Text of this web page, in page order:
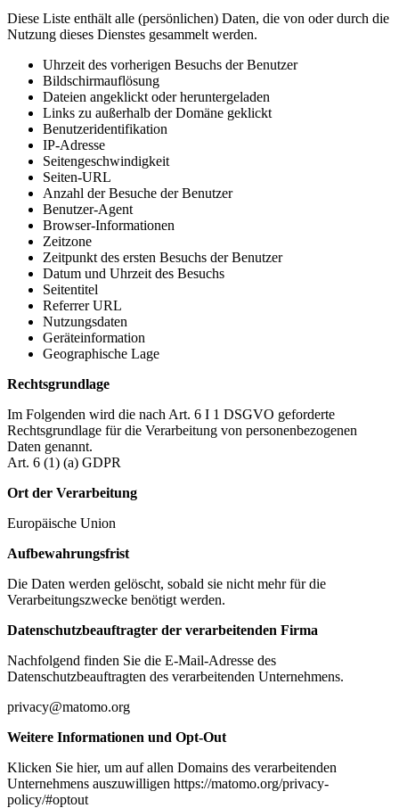
Diese Liste enthält alle (persönlichen) Daten, die von oder durch die
Nutzung dieses Dienstes gesammelt werden.
Uhrzeit des vorherigen Besuchs der Benutzer
Bildschirmauflösung
Dateien angeklickt oder heruntergeladen
Links zu außerhalb der Domäne geklickt
Benutzeridentifikation
IP-Adresse
Seitengeschwindigkeit
Seiten-URL
Anzahl der Besuche der Benutzer
Benutzer-Agent
Browser-Informationen
Zeitzone
Zeitpunkt des ersten Besuchs der Benutzer
Datum und Uhrzeit des Besuchs
Seitentitel
Referrer URL
Nutzungsdaten
Geräteinformation
Geographische Lage
Rechtsgrundlage
Im Folgenden wird die nach Art. 6 I 1 DSGVO geforderte
Rechtsgrundlage für die Verarbeitung von personenbezogenen
Daten genannt.
Art. 6 (1) (a) GDPR
Ort der Verarbeitung
Europäische Union
Aufbewahrungsfrist
Die Daten werden gelöscht, sobald sie nicht mehr für die
Verarbeitungszwecke benötigt werden.
Datenschutzbeauftragter der verarbeitenden Firma
Nachfolgend finden Sie die E-Mail-Adresse des
Datenschutzbeauftragten des verarbeitenden Unternehmens.
privacy@matomo.org
Weitere Informationen und Opt-Out
Klicken Sie hier, um auf allen Domains des verarbeitenden
Unternehmens auszuwilligen https://matomo.org/privacy-
policy/#optout